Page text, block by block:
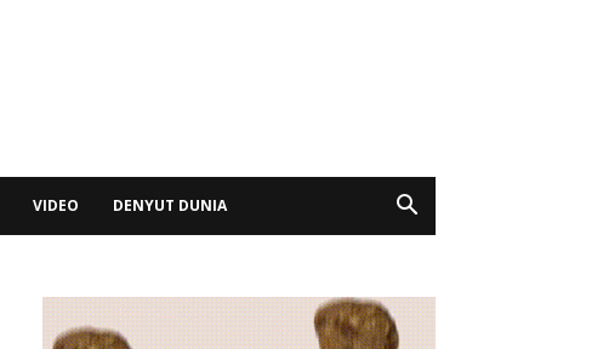
VIDEO DENYUT DUNIA